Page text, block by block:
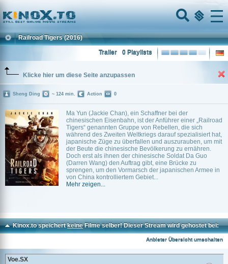
Home
Menu
Railroad Tigers (2016)
0 Playlists
Trailer
Klicke hier um diese Seite anzupassen
Ma Yun (Jackie Chan), ein Schaffner bei der
chinesischen Eisenbahn, ist der Anführer einer „Railroad
Tigers“ genannten Gruppe von Rebellen, die sich
während des Zweiten Weltkriegs darauf spezialisiert hat,
japanische Züge zu überfallen und auszurauben, um mit
der Beute die chinesische Bevölkerung zu ernähren.
Doch erst als ihnen der chinesische Soldat Da Guo
(Darren Wang) den Auftrag gibt, eine Brücke zu
sprengen, um den Vormarsch der japanischen Armee in
von China kontrolliertem Gebiet...
Mehr zeigen...
Sheng Ding ~ 124 min. Action 0
Kinox.to speichertkeineFilme selber! Dieser Stream wird gehostet bei:
Anbieter Übersicht umschalten
Voe.SX